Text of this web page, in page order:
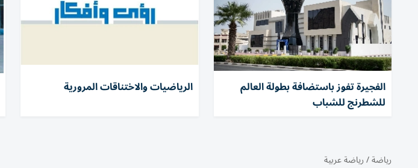
الفجيرة تفوز باستضافة بطولة العالم
للشطرنج للشباب
الرياضيات والاختناقات المرورية
رياضة/رياضة عربية